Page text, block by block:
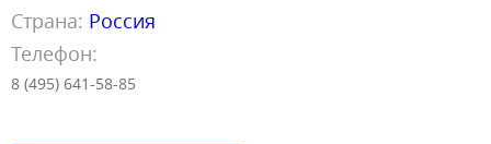
Страна: Россия
Телефон:
8 (495) 641-58-85